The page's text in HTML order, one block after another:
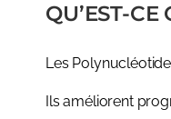
QU’EST-
Les
Ils améliorent